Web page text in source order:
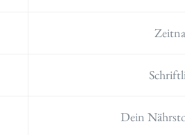
Dein